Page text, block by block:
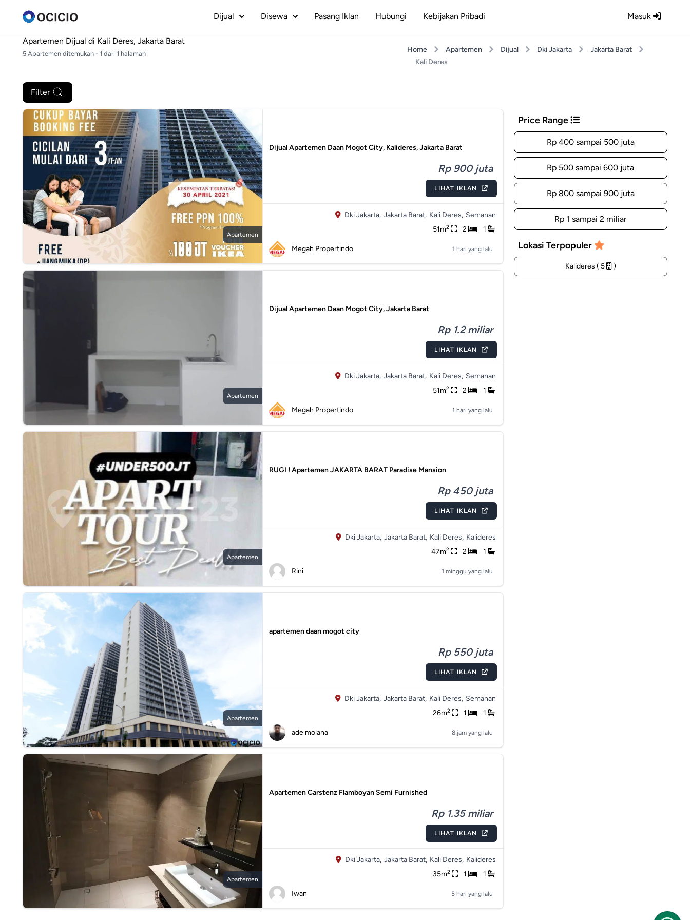
Masuk
Dijual Disewa Pasang Iklan Hubungi Kebijakan Pribadi
Apartemen Dijual di Kali Deres, Jakarta Barat
5 Apartemen ditemukan - 1 dari 1 halaman Home Apartemen Dijual Dki Jakarta
Jakarta Barat
Kali Deres
Filter
Apartemen
Dijual Apartemen Daan Mogot City, Kalideres, Jakarta Barat
Rp 900 juta
LIHAT IKLAN
Dki Jakarta, Jakarta Barat, Kali Deres, Semanan
51m2 2 1
Megah Propertindo 1 hari yang lalu
Apartemen
Dijual Apartemen Daan Mogot City, Jakarta Barat
Rp 1.2 miliar
LIHAT IKLAN
Dki Jakarta, Jakarta Barat, Kali Deres, Semanan
51m2 2 1
Megah Propertindo 1 hari yang lalu
Apartemen
RUGI ! Apartemen JAKARTA BARAT Paradise Mansion
Rp 450 juta
LIHAT IKLAN
Dki Jakarta, Jakarta Barat, Kali Deres, Kalideres
47m2 2 1
Rini 1 minggu yang lalu
Apartemen
apartemen daan mogot city
Rp 550 juta
LIHAT IKLAN
Dki Jakarta, Jakarta Barat, Kali Deres, Semanan
26m2 1 1
ade molana 8 jam yang lalu
Apartemen
Apartemen Carstenz Flamboyan Semi Furnished
Rp 1.35 miliar
LIHAT IKLAN
Dki Jakarta, Jakarta Barat, Kali Deres, Kalideres
35m2 1 1
Iwan 5 hari yang lalu
Price Range
Rp 400 sampai 500 juta
Rp 500 sampai 600 juta
Rp 800 sampai 900 juta
Rp 1 sampai 2 miliar
Lokasi Terpopuler
Kalideres ( 5 )